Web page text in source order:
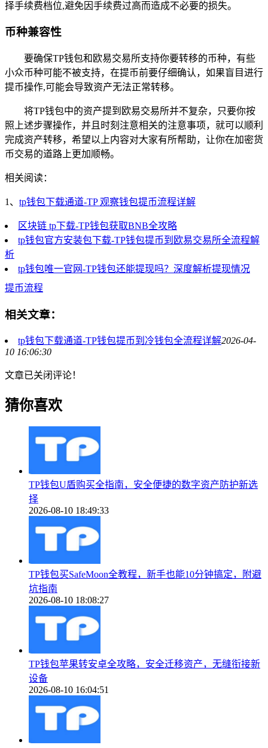
择手续费档位,避免因手续费过高而造成不必要的损失。
币种兼容性
要确保TP钱包和欧易交易所支持你要转移的币种，有些
小众币种可能不被支持，在提币前要仔细确认，如果盲目进行
提币操作,可能会导致资产无法正常转移。
将TP钱包中的资产提到欧易交易所并不复杂，只要你按
照上述步骤操作，并且时刻注意相关的注意事项，就可以顺利
完成资产转移，希望以上内容对大家有所帮助，让你在加密货
币交易的道路上更加顺畅。
相关阅读：
1、 tp钱包下载通道-TP 观察钱包提币流程详解
区块链 tp下载-TP钱包获取BNB全攻略
tp钱包官方安装包下载-TP钱包提币到欧易交易所全流程解
析
tp钱包唯一官网-TP钱包还能提现吗？深度解析提现情况
提币流程
相关文章：
tp钱包下载通道-TP钱包提币到冷钱包全流程详解2026-04-
10 16:06:30
文章已关闭评论！
猜你喜欢
TP钱包U盾购买全指南，安全便捷的数字资产防护新选
择
2026-08-10 18:49:33
TP钱包买SafeMoon全教程，新手也能10分钟搞定，附避
坑指南
2026-08-10 18:08:27
TP钱包苹果转安卓全攻略，安全迁移资产，无缝衔接新
设备
2026-08-10 16:04:51